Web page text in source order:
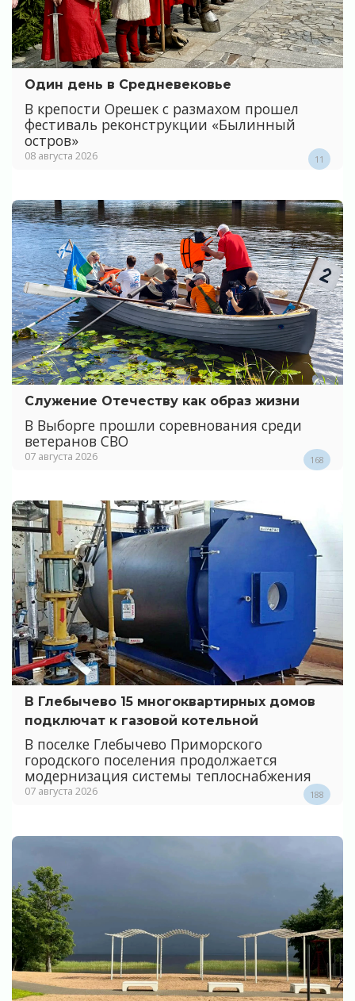
Один день в Средневековье
В крепости Орешек с размахом прошел
фестиваль реконструкции «Былинный
остров»
08 августа 2026 11
Служение Отечеству как образ жизни
В Выборге прошли соревнования среди
ветеранов СВО
07 августа 2026 168
В Глебычево 15 многоквартирных домов
подключат к газовой котельной
В поселке Глебычево Приморского
городского поселения продолжается
модернизация системы теплоснабжения
07 августа 2026 188